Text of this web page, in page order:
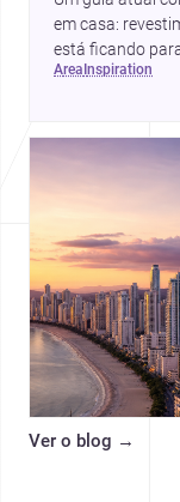
em casa:
está ficando
atualizar sem
area inspiration
Ver o blog →